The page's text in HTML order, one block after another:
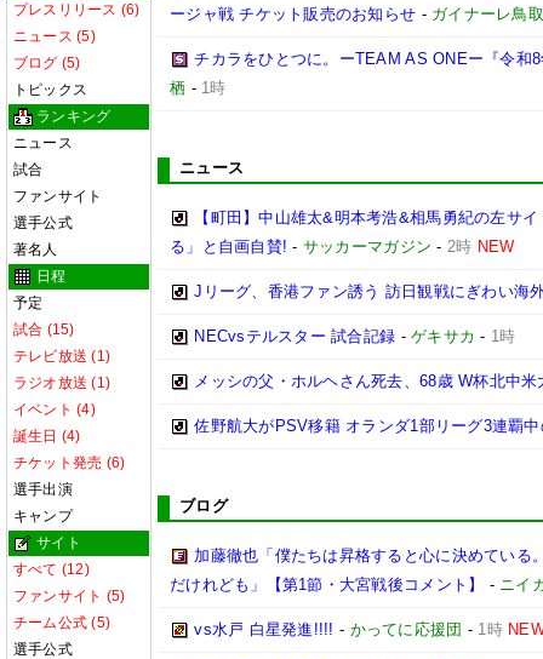
プレスリリース (6)
ニュース (5)
ブログ (5)
トピックス
ランキング
ニュース
試合
ファンサイト
選手公式
著名人
日程
予定
試合 (15)
テレビ放送 (1)
ラジオ放送 (1)
イベント (4)
誕生日 (4)
チケット発売 (6)
選手出演
キャンプ
サイト
すべて (12)
ファンサイト (5)
チーム公式 (5)
選手公式
ージャ戦 チケット販売のお知らせ - ガイナーレ鳥取
チカラをひとつに。ーTEAM AS ONEー『令和
栖 - 1時
ニュース
【町田】中山雄太&明本考浩&相馬勇紀の左サ
る」と自画自賛! - サッカーマガジン - 2時 NEW
Jリーグ、香港ファン誘う 訪日観戦にぎわい海
NECvsテルスター 試合記録 -ゲキサカ - 1時
メッシの父・ホルヘさん死去、68歳 W杯北中
佐野航大がPSV移籍 オランダ1部リーグ3連覇
ブログ
加藤徹也「僕たちは昇格すると心に決めてい
だけれども」【第1節・大宮戦後コメント】
- ニイ
vs水戸 白星発進!!!! - かってに応援団 - 1時